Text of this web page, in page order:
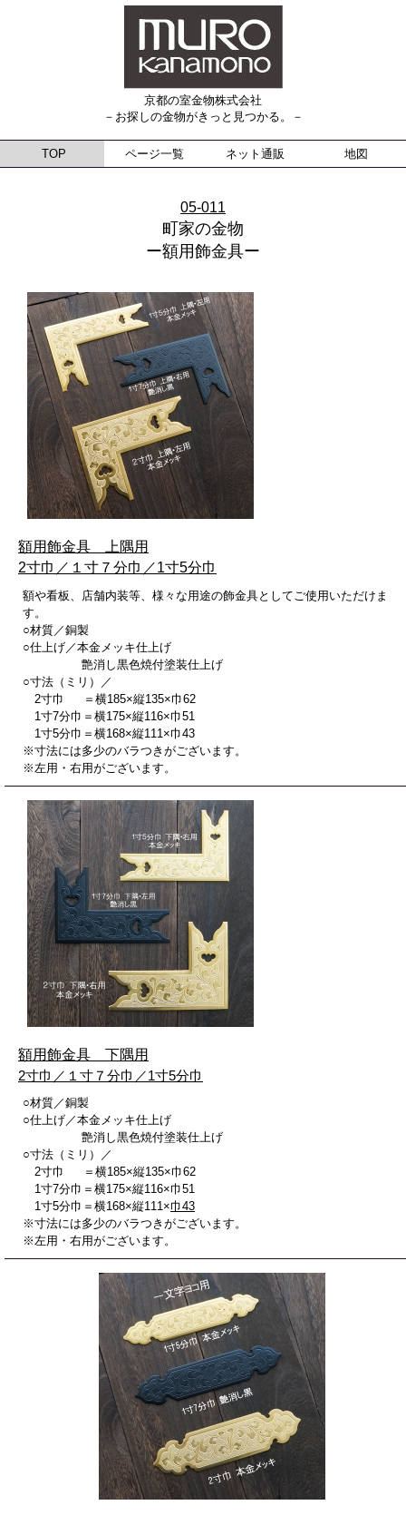
京都の室金物株式会社
－お探しの金物がきっと見つかる。－
TOP ページ一覧 ネット通販 地図
05-011
町家の金物
ー額用飾金具ー
額用飾金具 上隅用
2寸巾／１寸７分巾／1寸5分巾
額や看板、店舗内装等、様々な用途の飾金具としてご使用いただけま
す。
○材質／銅製
○仕上げ／本金メッキ仕上げ
艶消し黒色焼付塗装仕上げ
○寸法（ミリ）／
2寸巾 ＝横185×縦135×巾62
1寸7分巾＝横175×縦116×巾51
1寸5分巾＝横168×縦111×巾43
※寸法には多少のバラつきがございます。
※左用・右用がございます。
額用飾金具 下隅用
2寸巾／１寸７分巾／1寸5分巾
○材質／銅製
○仕上げ／本金メッキ仕上げ
艶消し黒色焼付塗装仕上げ
○寸法（ミリ）／
2寸巾 ＝横185×縦135×巾62
1寸7分巾＝横175×縦116×巾51
1寸5分巾＝横168×縦111×巾43
※寸法には多少のバラつきがございます。
※左用・右用がございます。